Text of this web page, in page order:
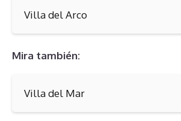
Villa del Arco
Mira también:
Villa del Mar